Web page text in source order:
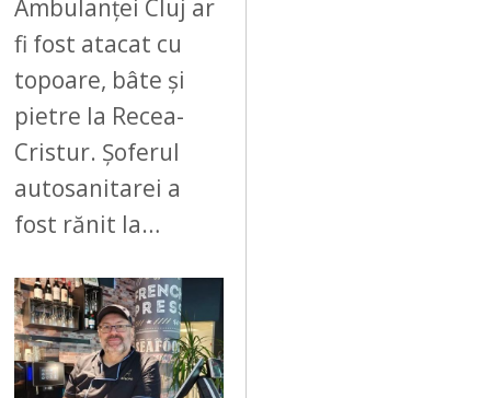
Ambulanței Cluj ar
fi fost atacat cu
topoare, bâte și
pietre la Recea-
Cristur. Șoferul
autosanitarei a
fost rănit la…